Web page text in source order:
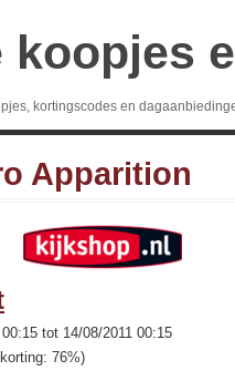
koopjes
kortingscodes en
Apparition
tot 14/08/2011 00:15
76%)